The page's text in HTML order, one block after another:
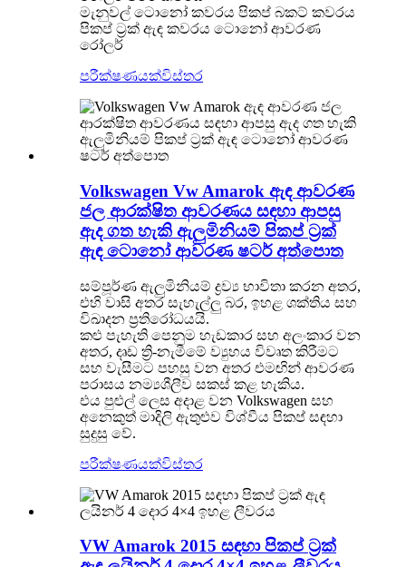
මැනුවල් ටොනෝ කවරය පිකප් බකට් කවරය
පිකප් ට්‍රක් ඇඳ කවරය ටොනෝ ආවරණ
රෝලර්
පරීක්ෂණයක්විස්තර
Volkswagen Vw Amarok ඇඳ ආවරණ
ජල ආරක්ෂිත ආවරණය සඳහා ආපසු
ඇද ගත හැකි ඇලුමිනියම් පිකප් ට්‍රක්
ඇඳ ටොනෝ ආවරණ ෂටර් අත්පොත
සම්පූර්ණ ඇලුමිනියම් ද්‍රව්‍ය භාවිතා කරන අතර,
එහි වාසි අතර සැහැල්ලු බර, ඉහළ ශක්තිය සහ
විඛාදන ප්‍රතිරෝධයයි.
කළු පැහැති පෙනුම හැඩකාර සහ අලංකාර වන
අතර, දෘඩ ත්‍රි-නැමීමේ ව්‍යුහය විවෘත කිරීමට
සහ වැසීමට පහසු වන අතර එමඟින් ආවරණ
පරාසය නම්‍යශීලීව සකස් කළ හැකිය.
එය පුළුල් ලෙස අදාළ වන Volkswagen සහ
අනෙකුත් මාදිලි ඇතුළුව විශ්වීය පිකප් සඳහා
සුදුසු වේ.
පරීක්ෂණයක්විස්තර
VW Amarok 2015 සඳහා පිකප් ට්‍රක්